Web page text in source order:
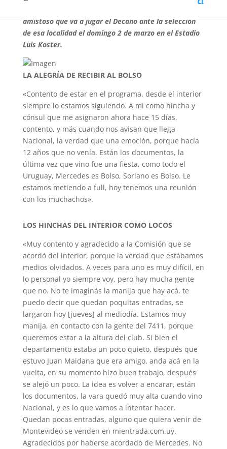
amistoso que va a jugar el Decano ante la selección
de esa localidad el domingo 2 de marzo en el Estadio
Luis Koster.
LA ALEGRÍA DE RECIBIR AL BOLSO
«Contento de estar en el programa, desde el interior
siempre lo estamos siguiendo. A mí como hincha y
cónsul que me asignaron ahora hace 15 días,
contento, y más cuando nos avisan que llega
Nacional, la verdad que una emoción, porque hacía
12 años que no venía. Están los documentos, la
última vez que vino fue una fiesta, como todo el
Uruguay, Mercedes es Bolso, Soriano es Bolso. Le
estamos metiendo a full, hoy tenemos una reunión
con los muchachos».
LOS HINCHAS DEL INTERIOR COMO LOCOS
«Muy contento y agradecido a la Comisión que se
acordó del interior, porque la verdad que estábamos
medios olvidados. A veces para uno es muy difícil, en
lo personal yo siempre voy, pero hay mucha gente
que no. No te imaginás la manija que hay acá, te
puedo decir que quedan poquitas entradas, se
largaron hoy [jueves] al mediodía. Estamos muy
manija, en contacto con la gente del 7411, porque
queremos estar a la altura del club. Si bien el
departamento estaba un poco quieto, después que
estuvo Juan Maidana que era amigo, anda acá en la
vuelta, en su momento hizo buen trabajo, después
se alejó un poco. La idea es volver a encarar, están
los documentos, la vara quedó muy alta cuando vino
Nacional, y es lo que vamos a intentar hacer.
Quedan pocas entradas, alguno que quiera venir de
Montevideo se venden en mientrada.com.uy.
Agradecidos por haberse acordado de Mercedes. No